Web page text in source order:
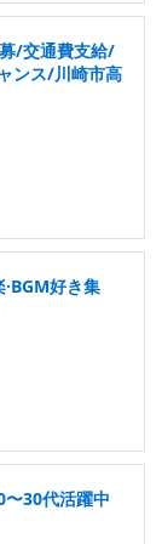
/交通費支給/
ンス/川崎市高
好き集
30代活躍中